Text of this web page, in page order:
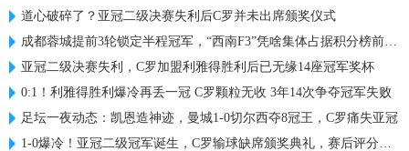
道心破碎了？亚冠二级决赛失利后C罗并未出席颁奖仪式
成都蓉城提前3轮锁定半程冠军，“西南F3”凭啥集体占据积分榜前三？
亚冠二级决赛失利，C罗加盟利雅得胜利后已无缘14座冠军奖杯
0:1！利雅得胜利爆冷再丢一冠 C罗颗粒无收 3年14次争夺冠军失败
足坛一夜动态：凯恩造神迹，曼城1-0切尔西夺8冠王，C罗痛失亚冠
1-0爆冷！亚冠二级冠军诞生，C罗输球缺席颁奖典礼，赛后评分出炉